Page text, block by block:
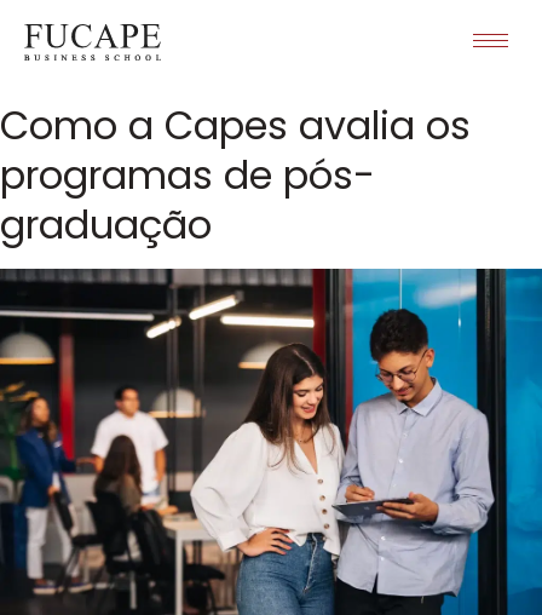
Como a Capes avalia os
programas de pós-
graduação